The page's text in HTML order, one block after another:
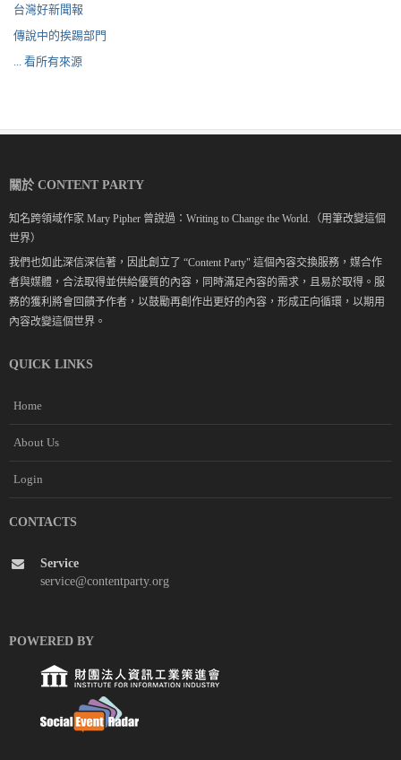
台灣好新聞報
傳說中的挨踢部門
... 看所有來源
關於 CONTENT PARTY
知名跨領域作家 Mary Pipher 曾說過：Writing to Change the World.（用筆改變這個
世界）
我們也如此深信深信著，因此創立了 “Content Party" 這個內容交換服務，媒合作
者與媒體，合法取得並供給優質的內容，同時滿足內容的需求，且易於取得。服
務的獲利將會回饋予作者，以鼓勵再創作出更好的內容，形成正向循環，以期用
內容改變這個世界。
QUICK LINKS
Home
About Us
Login
CONTACTS
Service
service@contentparty.org
POWERED BY